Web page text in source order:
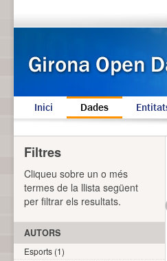
Inici Dades
Filtres
Cliqueu sobre un o més
termes de la llista següent
per filtrar els resultats.
AUTORS
Esports (1)